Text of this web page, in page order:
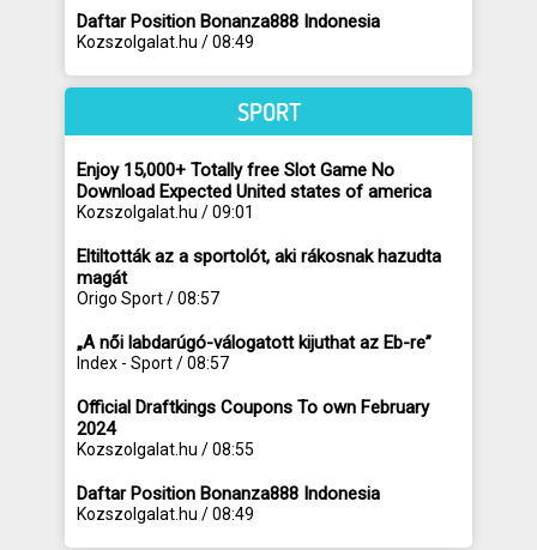
Daftar Position Bonanza888 Indonesia
Kozszolgalat.hu / 08:49
SPORT
Enjoy 15,000+ Totally free Slot Game No
Download Expected United states of america
Kozszolgalat.hu / 09:01
Eltiltották az a sportolót, aki rákosnak hazudta
magát
Origo Sport / 08:57
„A női labdarúgó-válogatott kijuthat az Eb-re”
Index - Sport / 08:57
Official Draftkings Coupons To own February
2024
Kozszolgalat.hu / 08:55
Daftar Position Bonanza888 Indonesia
Kozszolgalat.hu / 08:49